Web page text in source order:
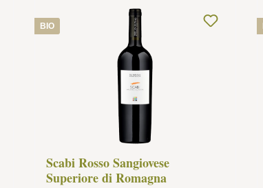
BIO
Scabi Rosso Sangiovese
Superiore di Romagna